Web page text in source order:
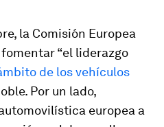
la Comisión Europea
“el liderazgo
de los vehículos
Por un lado,
europea a